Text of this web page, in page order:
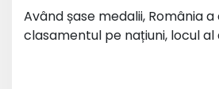
Având șase medalii, România
clasamentul pe națiuni, locul al